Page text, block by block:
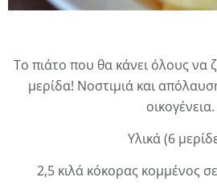
Το πιάτο που θα κάνει όλους να
μερίδα! Νοστιμιά και
οικογένεια.
Υλικά (6
2,5 κιλά κόκορας κομμένος